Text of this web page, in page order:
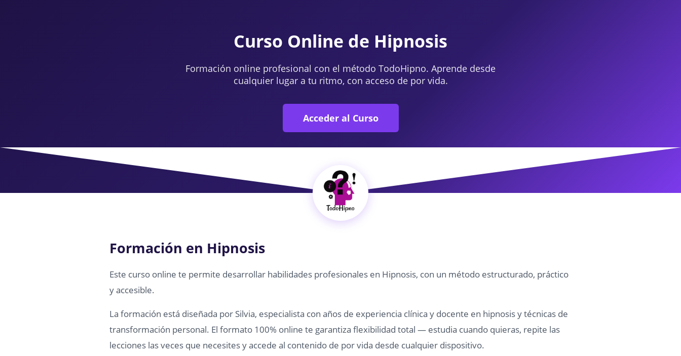
Curso Online de Hipnosis
Formación online profesional con el método TodoHipno. Aprende desde
cualquier lugar a tu ritmo, con acceso de por vida.
Acceder al Curso
Formación en Hipnosis
Este curso online te permite desarrollar habilidades profesionales en Hipnosis, con un método estructurado, práctico
y accesible.
La formación está diseñada por Silvia, especialista con años de experiencia clínica y docente en hipnosis y técnicas de
transformación personal. El formato 100% online te garantiza flexibilidad total — estudia cuando quieras, repite las
lecciones las veces que necesites y accede al contenido de por vida desde cualquier dispositivo.